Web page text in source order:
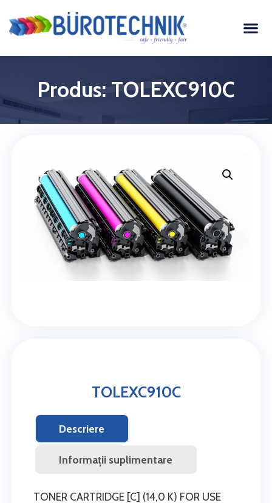
Produs: TOLEXC910C
TOLEXC910C
Descriere
Informații suplimentare
TONER CARTRIDGE [C] (14,0 K) FOR USE